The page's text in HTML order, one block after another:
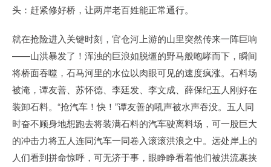
头：赶紧修好桥，让两岸老百姓能正常通行。
就在抢险进入关键时刻，官仓河上游的山里突然传来一阵巨响
——山洪暴发了！浑浊的巨浪如脱缰的野马般咆哮而下，瞬间
将桥面吞噬，石马河里的水位以肉眼可见的速度疯涨。石料场
被淹，谭友善、苏怀德、李廷发、李文成、薛保纪五人刚好在
装卸石料。“抢汽车！快！”谭友善的吼声被水声吞没。五人同
时奋不顾身地想跑去将装满石料的汽车驶离料场，可一股巨大
的冲击力将五人连同汽车一同卷入滚滚洪浪之中。远处岸上的
人们看到拼命惊呼，可无济于事，眼睁睁看着他们被洪流裹挟